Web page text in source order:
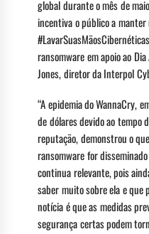
global durante o mês de
incentiva o público a
ransomware em apoio ao
Jones, diretor da Interpol
“A epidemia do WannaCry,
de dólares devido ao tempo
reputação, demonstrou o
ransomware for
continua relevante, pois
saber muito sobre ela e que
notícia é que as medidas
segurança certas podem